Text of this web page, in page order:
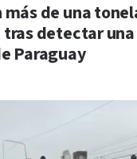
de una
detectar
Paraguay